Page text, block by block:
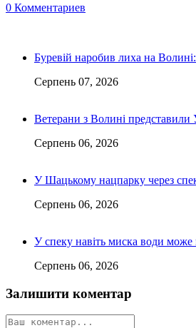
0 Комментариев
Буревій наробив лиха на
Серпень 07, 2026
Ветерани з Волині представили
Серпень 06, 2026
У Шацькому нацпарку через
Серпень 06, 2026
У спеку навіть миска води
Серпень 06, 2026
Залишити коментар